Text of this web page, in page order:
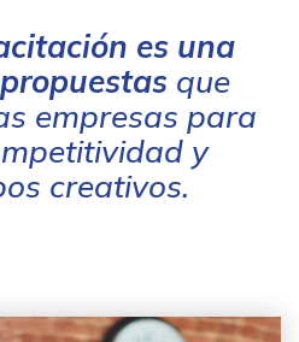
es una
que
empresas para
y
creativos.